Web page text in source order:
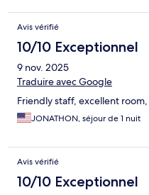
Avis vérifié
10/10 Exceptionnel
9 nov. 2025
Traduire avec Google
Friendly staff, excellent
JONATHON, séjour de 1 nuit
Avis vérifié
10/10 Exceptionnel